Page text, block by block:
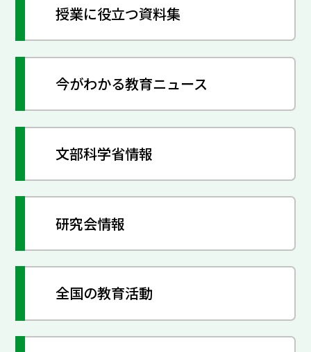
授業に役立つ資料集
今がわかる教育ニュース
文部科学省情報
研究会情報
全国の教育活動